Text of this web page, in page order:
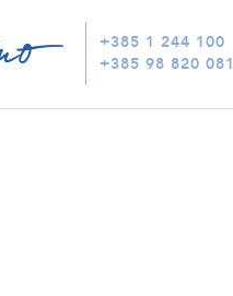
+385 1 244 100
+385 98 820 081